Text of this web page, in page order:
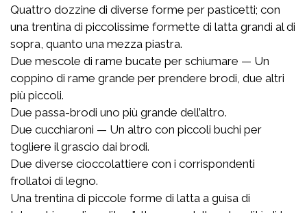
Quattro dozzine di diverse forme per pasticetti; con
una trentina di piccolissime formette di latta grandi al di
sopra, quanto una mezza piastra.
Due mescole di rame bucate per schiumare — Un
coppino di rame grande per prendere brodi, due altri
più piccoli.
Due passa-brodi uno più grande dell’altro.
Due cucchiaroni — Un altro con piccoli buchi per
togliere il grascio dai brodi.
Due diverse cioccolattiere con i corrispondenti
frollatoi di legno.
Una trentina di piccole forme di latta a guisa di